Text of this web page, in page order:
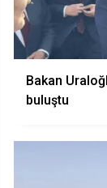
Bakan
buluştu